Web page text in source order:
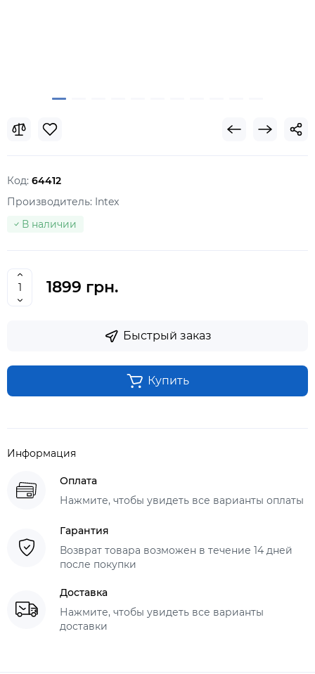
Код: 64412
Производитель: Intex
В наличии
1899 грн.
Быстрый заказ
Купить
Информация
Оплата
Нажмите, чтобы увидеть все варианты оплаты
Гарантия
Возврат товара возможен в течение 14 дней
после покупки
Доставка
Нажмите, чтобы увидеть все варианты
доставки